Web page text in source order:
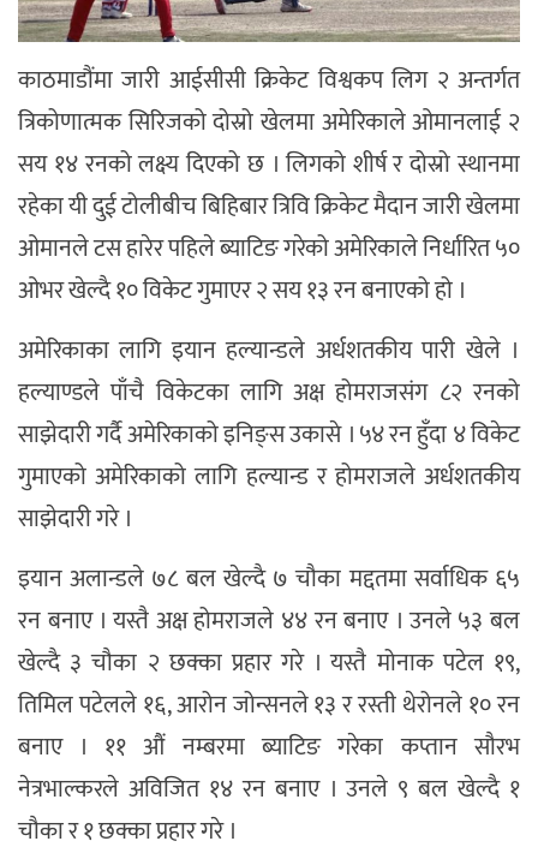
काठमाडौंमा जारी आईसीसी क्रिकेट विश्वकप लिग २ अन्तर्गत
त्रिकोणात्मक सिरिजको दोस्रो खेलमा अमेरिकाले ओमानलाई २
सय १४ रनको लक्ष्य दिएको छ । लिगको शीर्ष र दोस्रो स्थानमा
रहेका यी दुई टोलीबीच बिहिबार त्रिवि क्रिकेट मैदान जारी खेलमा
ओमानले टस हारेर पहिले ब्याटिङ गरेको अमेरिकाले निर्धारित ५०
ओभर खेल्दै १० विकेट गुमाएर २ सय १३ रन बनाएको हो ।
अमेरिकाका लागि इयान हल्यान्डले अर्धशतकीय पारी खेले ।
हल्याण्डले पाँचै विकेटका लागि अक्ष होमराजसंग ८२ रनको
साझेदारी गर्दै अमेरिकाको इनिङ्स उकासे । ५४ रन हुँदा ४ विकेट
गुमाएको अमेरिकाको लागि हल्यान्ड र होमराजले अर्धशतकीय
साझेदारी गरे ।
इयान अलान्डले ७८ बल खेल्दै ७ चौका मद्दतमा सर्वाधिक ६५
रन बनाए । यस्तै अक्ष होमराजले ४४ रन बनाए । उनले ५३ बल
खेल्दै ३ चौका २ छक्का प्रहार गरे । यस्तै मोनाक पटेल १९,
तिमिल पटेलले १६, आरोन जोन्सनले १३ र रस्ती थेरोनले १० रन
बनाए । ११ औं नम्बरमा ब्याटिङ गरेका कप्तान सौरभ
नेत्रभाल्करले अविजित १४ रन बनाए । उनले ९ बल खेल्दै १
चौका र १ छक्का प्रहार गरे ।